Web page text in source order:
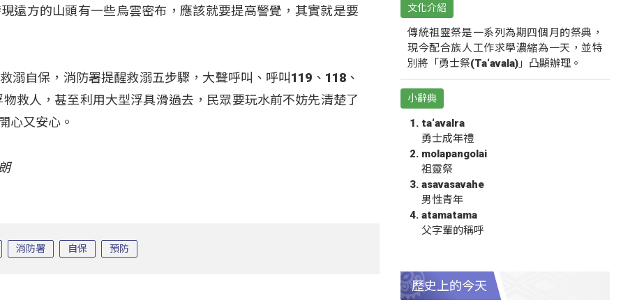
遠方的山頭有一些烏雲密布，應該就要提高警覺，其實就是要
溺自保，消防署提醒救溺五步驟，大聲呼叫、呼叫119、118、
救人，甚至利用大型浮具滑過去，民眾要玩水前不妨先清楚了
心又安心。
消防署 自保 預防
文化介紹
傳統祖靈祭是一系列為期四個月的祭典，
現今配合族人工作求學濃縮為一天，並特
別將「勇士祭(Ta‘avala)」凸顯辦理。
小辭典
ta‘avalra
勇士成年禮
molapangolai
祖靈祭
asavasavahe
男性青年
atamatama
父字輩的稱呼
歷史上的今天